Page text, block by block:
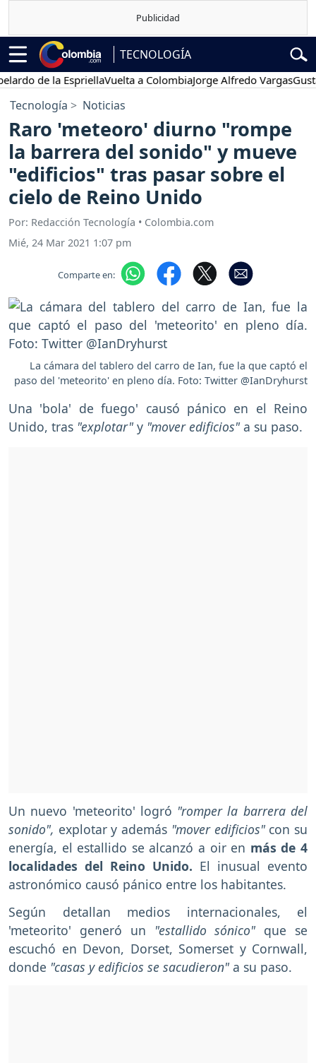
TECNOLOGÍA
de la EspriellaVuelta a ColombiaJorge Alfredo VargasGustavo
Tecnología Noticias
Raro 'meteoro' diurno "rompe
la barrera del sonido" y mueve
"edificios" tras pasar sobre el
cielo de Reino Unido
Por: Redacción Tecnología • Colombia.com
Mié, 24 Mar 2021 1:07 pm
Comparte en:
La cámara del tablero del carro de Ian, fue la que captó el
paso del 'meteorito' en pleno día. Foto: Twitter @IanDryhurst
Una 'bola' de fuego' causó pánico en el Reino
Unido, tras "explotar" y "mover edificios" a su paso.
Un nuevo 'meteorito' logró "romper la barrera del
sonido", explotar y además "mover edificios" con su
energía, el estallido se alcanzó a oir en más de 4
localidades del Reino Unido. El inusual evento
astronómico causó pánico entre los habitantes.
Según detallan medios internacionales, el
'meteorito' generó un
"estallido sónico" que se
escuchó en Devon, Dorset, Somerset y Cornwall,
donde "casas y edificios se sacudieron" a su paso.